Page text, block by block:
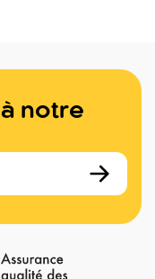
notre